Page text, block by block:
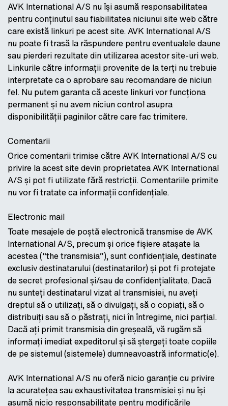
AVK International A/S nu își asumă responsabilitatea
pentru conținutul sau fiabilitatea niciunui site web către
care există linkuri pe acest site. AVK International A/S
nu poate fi trasă la răspundere pentru eventualele daune
sau pierderi rezultate din utilizarea acestor site-uri web.
Linkurile către informații provenite de la terți nu trebuie
interpretate ca o aprobare sau recomandare de niciun
fel. Nu putem garanta că aceste linkuri vor funcționa
permanent și nu avem niciun control asupra
disponibilității paginilor către care fac trimitere.
Comentarii
Orice comentarii trimise către AVK International A/S cu
privire la acest site devin proprietatea AVK International
A/S și pot fi utilizate fără restricții. Comentariile primite
nu vor fi tratate ca informații confidențiale.
Electronic mail
Toate mesajele de poștă electronică transmise de AVK
International A/S, precum și orice fișiere atașate la
acestea (“the transmisia”), sunt confidențiale, destinate
exclusiv destinatarului (destinatarilor) și pot fi protejate
de secret profesional și/sau de confidențialitate. Dacă
nu sunteți destinatarul vizat al transmisiei, nu aveți
dreptul să o utilizați, să o divulgați, să o copiați, să o
distribuiți sau să o păstrați, nici în întregime, nici parțial.
Dacă ați primit transmisia din greșeală, vă rugăm să
informați imediat expeditorul și să ștergeți toate copiile
de pe sistemul (sistemele) dumneavoastră informatic(e).
AVK International A/S nu oferă nicio garanție cu privire
la acuratețea sau exhaustivitatea transmisiei și nu își
asumă nicio responsabilitate pentru modificările